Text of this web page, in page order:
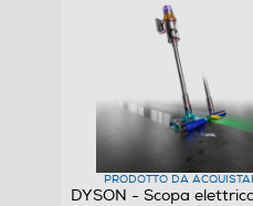
fanno sì
PRODOTTO DA
DYSON - Scopa